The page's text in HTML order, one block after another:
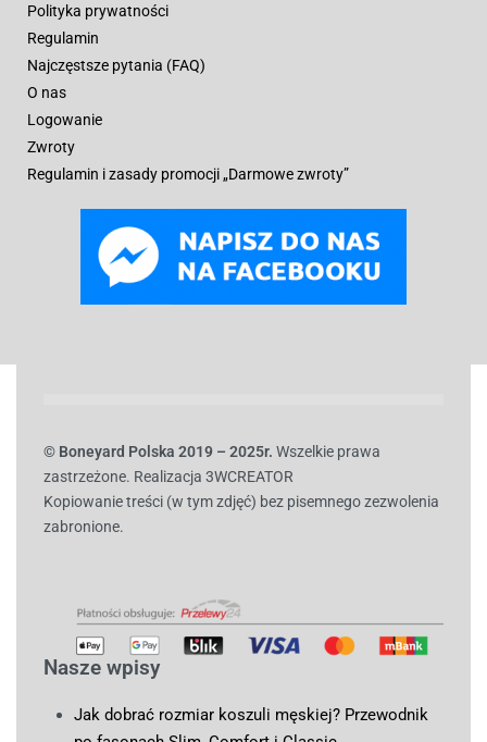
Polityka prywatności
Regulamin
Najczęstsze pytania (FAQ)
O nas
Logowanie
Zwroty
Regulamin i zasady promocji „Darmowe zwroty”
© Boneyard Polska 2019 – 2025r. Wszelkie prawa
zastrzeżone. Realizacja 3WCREATOR
Kopiowanie treści (w tym zdjęć) bez pisemnego zezwolenia
zabronione.
Nasze wpisy
Jak dobrać rozmiar koszuli męskiej? Przewodnik